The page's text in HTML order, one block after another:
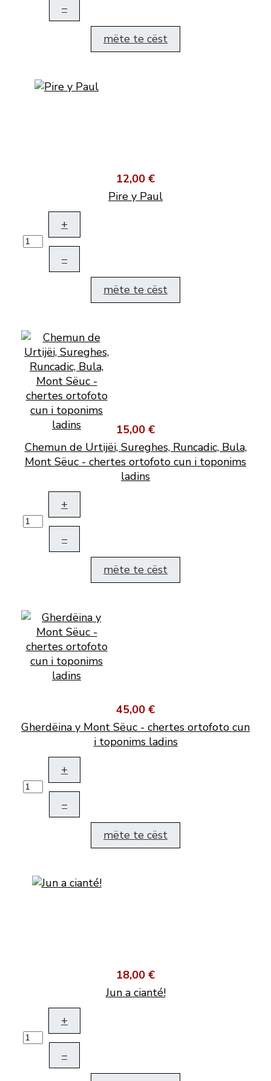
–
mëte te cëst
12,00 €
Pire y Paul
+
–
mëte te cëst
15,00 €
Chemun de Urtijëi, Sureghes, Runcadic, Bula,
Mont Sëuc - chertes ortofoto cun i toponims
ladins
+
–
mëte te cëst
45,00 €
Gherdëina y Mont Sëuc - chertes ortofoto cun
i toponims ladins
+
–
mëte te cëst
18,00 €
Jun a cianté!
+
–